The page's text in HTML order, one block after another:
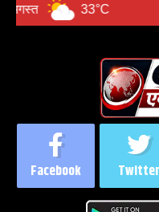
33°C 14
Facebook Twitter